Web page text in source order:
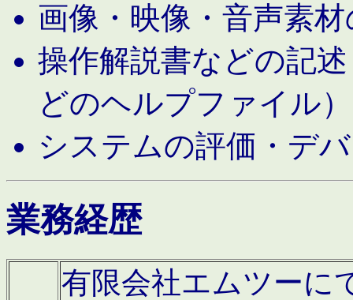
画像・映像・音声素
操作解説書などの記
どのヘルプファイル）
システムの評価・デ
業務経歴
有限会社エムツーに